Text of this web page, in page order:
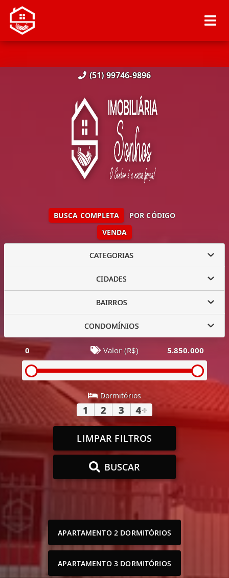
(51) 99746-9896
VENDA
BUSCA COMPLETA POR CÓDIGO
CATEGORIAS
CIDADES
BAIRROS
CONDOMÍNIOS
0 Valor (R$) 5.850.000
Dormitórios
1 2 3 4+
LIMPAR FILTROS
BUSCAR
APARTAMENTO 2 DORMITÓRIOS
APARTAMENTO 3 DORMITÓRIOS